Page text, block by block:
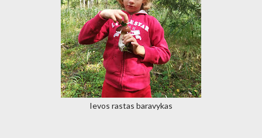
Ievos rastas baravykas